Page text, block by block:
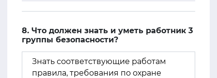
8. Что должен знать и уметь работник 3
группы безопасности?
Знать соответствующие работам
правила, требования по охране